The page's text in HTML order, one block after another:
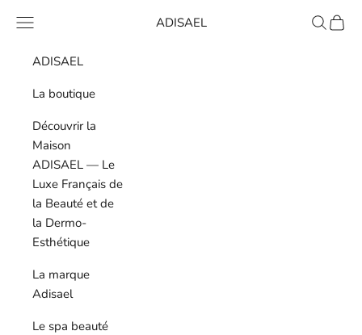
ADISAEL
Menu Panier
ADISAEL
La boutique
Découvrir la
Maison
ADISAEL — Le
Luxe Français de
la Beauté et de
la Dermo-
Esthétique
La marque
Adisael
Le spa beauté